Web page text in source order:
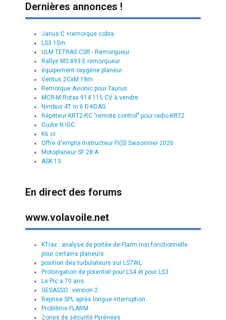
Dernières annonces !
Janus C +remorque cobra
LS3 15m
ULM TETRAS CSR - Remorqueur
Rallye MS 893 E remorqueur
équipement oxygène planeur .
Ventus 2CxM 18m
Remorque Avionic pour Taurus
MCR-M Rotax 914 115 CV à vendre
Nimbus 4T nr 6 D-KDAG
Répéteur KRT2-RC "remote control" pour radio KRT2
Oudie N IGC
K6 cr
Offre d'emploi Instructeur FI(S) Saisonnier 2026
Motoplaneur SF 28 A
ASK 13
En direct des forums
www.volavoile.net
KTrax : analyse de portée de Flarm non fonctionnelle
pour certains planeurs
position des turbulateurs sur LS7WL
Prolongation de potentiel pour LS4 et pour LS3
Le Pic a 70 ans.
GESASSO...version 2
Reprise SPL après longue interruption
Problème FLARM
Zones de sécurité Pyrénées